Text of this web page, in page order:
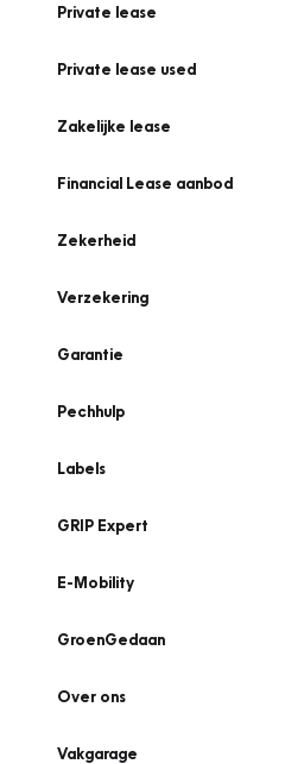
Private lease
Private lease used
Zakelijke lease
Financial Lease aanbod
Zekerheid
Verzekering
Garantie
Pechhulp
Labels
GRIP Expert
E-Mobility
GroenGedaan
Over ons
Vakgarage